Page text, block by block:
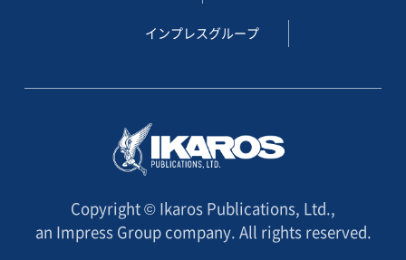
インプレスグループ
Copyright © Ikaros Publications, Ltd.,
an Impress Group company. All rights reserved.